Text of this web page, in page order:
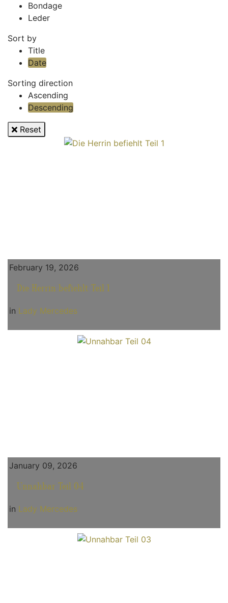
Bondage
Leder
Sort by
Title
Date
Sorting direction
Ascending
Descending
Reset
February 19, 2026
Die Herrin befiehlt Teil 1
in Lady Mercedes
January 09, 2026
Unnahbar Teil 04
in Lady Mercedes